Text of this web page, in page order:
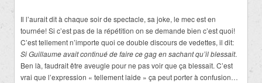
Il l’aurait dit à chaque soir de spectacle, sa joke, le mec est en
tournée! Si c’est pas de la répétition on se demande bien c’est quoi!
C’est tellement n’importe quoi ce double discours de vedettes, il dit:
Si Guillaume avait continué de faire ce gag en sachant qu’il blessait.
Ben là, faudrait être aveugle pour ne pas voir que ça blessait. C’est
vrai que l’expression « tellement laide » ça peut porter à confusion…